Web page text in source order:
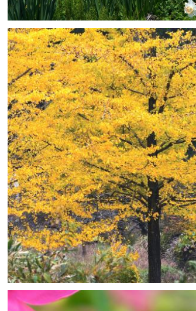
H-Mws 0 0
H-Mws 0 0